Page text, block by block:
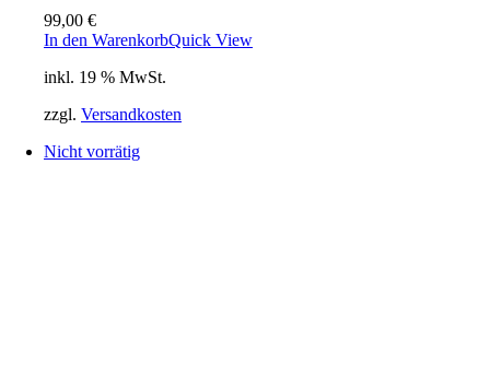
99,00 €
In den WarenkorbQuick View
inkl. 19 % MwSt.
zzgl. Versandkosten
Nicht vorrätig